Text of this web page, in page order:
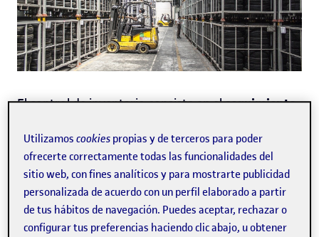
El control de inventario consiste en elseguimiento
empresay es fundamental para saber cuándo
reponer existencias. A continuación te explicamos
las ventajas demantener actualizado el control de
inventario, así como los métodos de gestión
deexistencias o stocks más utilizados por las
empresas.
Utilizamoscookies propias y de terceros para poder
ofrecerte correctamente todas las funcionalidades del
sitio web, con fines analíticos y para mostrarte publicidad
personalizada de acuerdo con un perfil elaborado a partir
de tus hábitos de navegación. Puedes aceptar, rechazar o
configurar tus preferencias haciendo clic abajo, u obtener